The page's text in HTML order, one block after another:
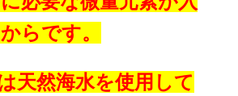
らです。
天然海水を使用して